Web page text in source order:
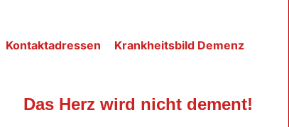
Kontaktadressen Krankheitsbild Demenz
Das Herz wird nicht dement!